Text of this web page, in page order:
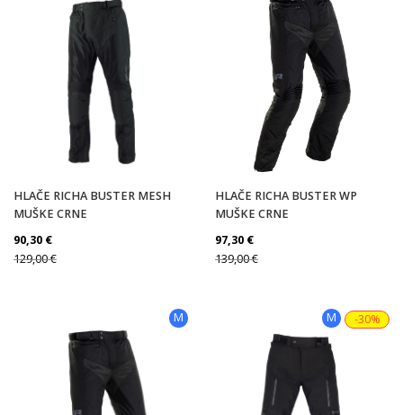
HLAČE RICHA BUSTER MESH
MUŠKE CRNE
90,30 €
129,00€
HLAČE RICHA BUSTER WP
MUŠKE CRNE
97,30 €
139,00€
M M -30%